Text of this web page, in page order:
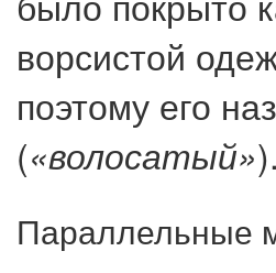
ворсистой
поэтому его
(«волосатый»).
Параллельные